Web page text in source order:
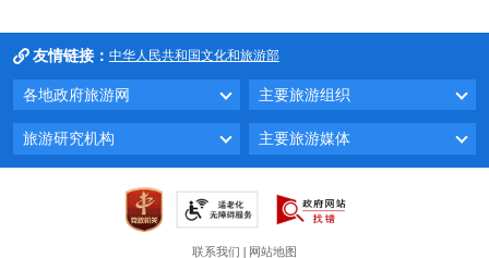
友情链接： 中华人民共和国文化和旅游部
各地政府旅游网 主要旅游组织
旅游研究机构 主要旅游媒体
联系我们 网站地图